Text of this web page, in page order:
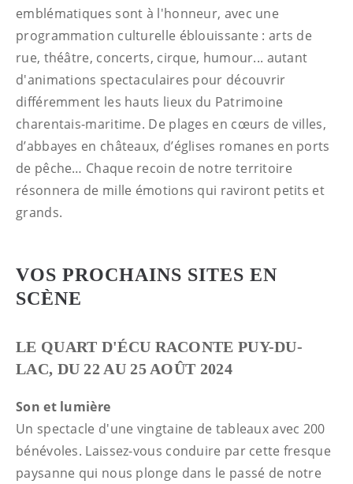
emblématiques sont à l'honneur, avec une
programmation culturelle éblouissante : arts de
rue, théâtre, concerts, cirque, humour... autant
d'animations spectaculaires pour découvrir
différemment les hauts lieux du Patrimoine
charentais-maritime. De plages en cœurs de villes,
d’abbayes en châteaux, d’églises romanes en ports
de pêche… Chaque recoin de notre territoire
résonnera de mille émotions qui raviront petits et
grands.
VOS PROCHAINS SITES EN
SCÈNE
LE QUART D'ÉCU RACONTE PUY-DU-
LAC, DU 22 AU 25 AOÛT 2024
Son et lumière
Un spectacle d'une vingtaine de tableaux avec 200
bénévoles. Laissez-vous conduire par cette fresque
paysanne qui nous plonge dans le passé de notre